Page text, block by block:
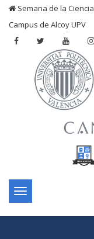
Semana de la Ciencia
Campus de Alcoy UPV
Toggle
navigation